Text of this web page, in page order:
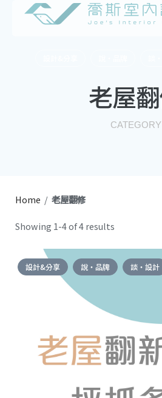
老屋
CATEGORY
Home / 老屋翻修
Showing 1-4 of 4 results
設計&分享 說・品牌 談・設計